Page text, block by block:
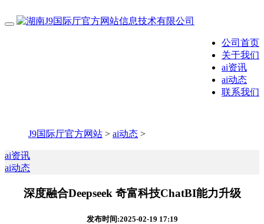
公司首页
关于我们
ai资讯
ai动态
联系我们
J9国际厅官方网站 > ai动态 >
ai资讯
ai动态
深度融合Deepseek 奇富科技ChatBI能力升级
发布时间:2025-02-19 17:19